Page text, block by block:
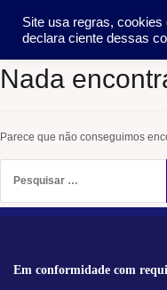
conteúdo
Nada
Parece que não conseguimos
por:
Em conformidade com
Site usa regras,
declara ciente dessas